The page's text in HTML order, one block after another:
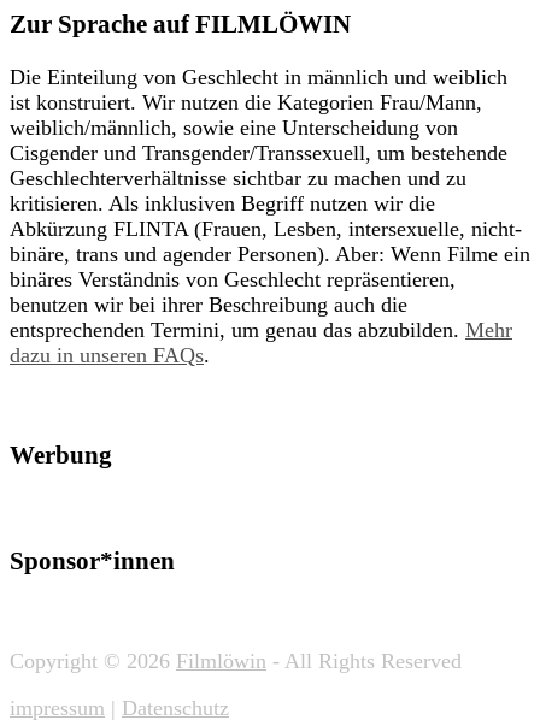
Zur Sprache auf FILMLÖWIN
Die Einteilung von Geschlecht in männlich und weiblich
ist konstruiert. Wir nutzen die Kategorien Frau/Mann,
weiblich/männlich, sowie eine Unterscheidung von
Cisgender und Transgender/Transsexuell, um bestehende
Geschlechterverhältnisse sichtbar zu machen und zu
kritisieren. Als inklusiven Begriff nutzen wir die
Abkürzung FLINTA (Frauen, Lesben, intersexuelle, nicht-
binäre, trans und agender Personen). Aber: Wenn Filme ein
binäres Verständnis von Geschlecht repräsentieren,
benutzen wir bei ihrer Beschreibung auch die
entsprechenden Termini, um genau das abzubilden. Mehr
dazu in unseren FAQs.
Werbung
Sponsor*innen
Copyright © 2026 Filmlöwin - All Rights Reserved
impressum | Datenschutz